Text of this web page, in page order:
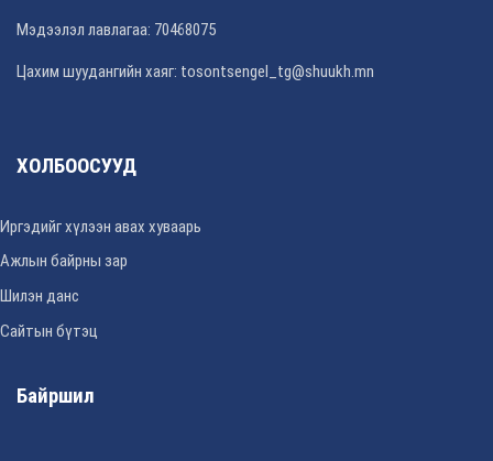
Мэдээлэл лавлагаа: 70468075
Цахим шуудангийн хаяг: tosontsengel_tg@shuukh.mn
ХОЛБООСУУД
Иргэдийг хүлээн авах хуваарь
Ажлын байрны зар
Шилэн данс
Сайтын бүтэц
Байршил